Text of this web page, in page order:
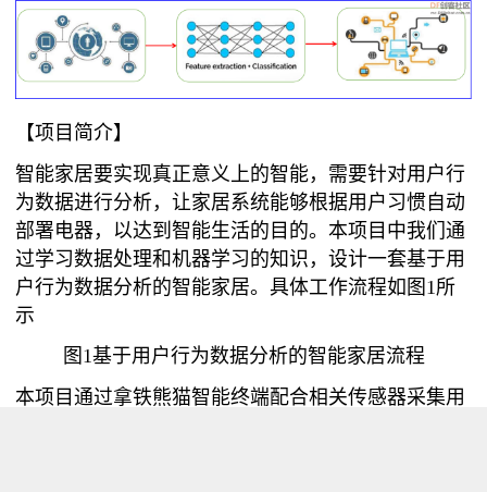
【项目简介】
智能家居要实现真正意义上的智能，需要针对用户行
为数据进行分析，让家居系统能够根据用户习惯自动
部署电器，以达到智能生活的目的。本项目中我们通
过学习数据处理和机器学习的知识，设计一套基于用
户行为数据分析的智能家居。具体工作流程如图1所
示
图1基于用户行为数据分析的智能家居流程
本项目通过拿铁熊猫智能终端配合相关传感器采集用